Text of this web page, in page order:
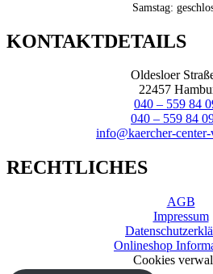
Samstag:
KONTAKTDETAILS
Oldesloer
22457
040 – 559 84
040 – 559 84
info@kaercher-
RECHTLICHES
AGB
Impressum
Onlineshop
Cookies